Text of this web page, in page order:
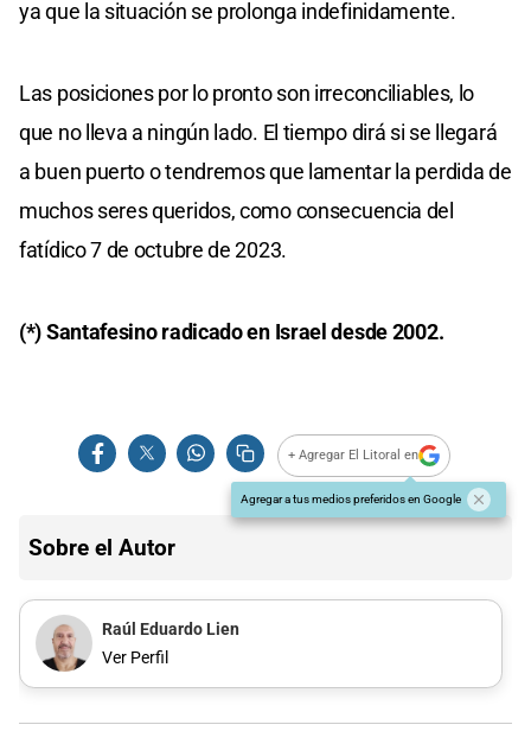
ya que la situación se prolonga indefinidamente.
Las posiciones por lo pronto son irreconciliables, lo
que no lleva a ningún lado. El tiempo dirá si se llegará
a buen puerto o tendremos que lamentar la perdida de
muchos seres queridos, como consecuencia del
fatídico 7 de octubre de 2023.
(*) Santafesino radicado en Israel desde 2002.
+ Agregar El Litoral en
Agregar a tus medios preferidos en Google
Sobre el Autor
Raúl Eduardo Lien
Ver Perfil